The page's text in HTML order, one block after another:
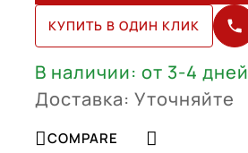
AMG
R20
(A24740120007X21)
КУПИТЬ В ОДИН КЛИК
В наличии: от 3-4 дней
Доставка: Уточняйте
COMPARE